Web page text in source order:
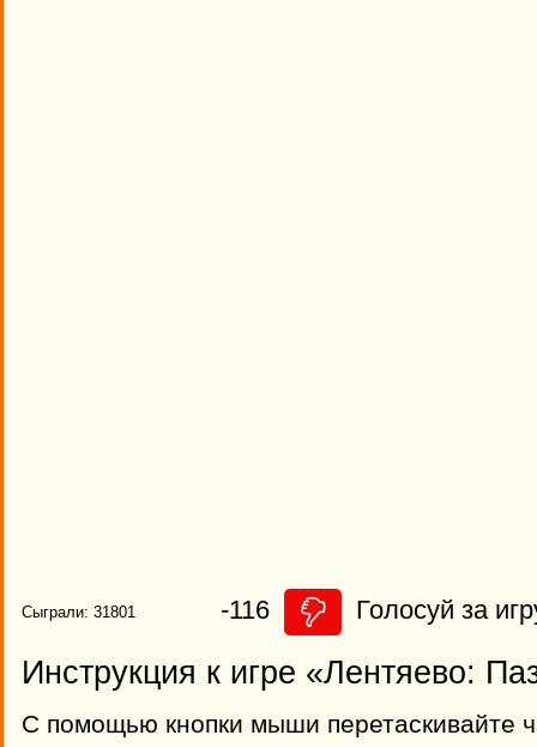
Сыграли: 31801 -116 Голосуй за
Инструкция к игре «Лентяево:
С помощью кнопки мыши перетаскивайте